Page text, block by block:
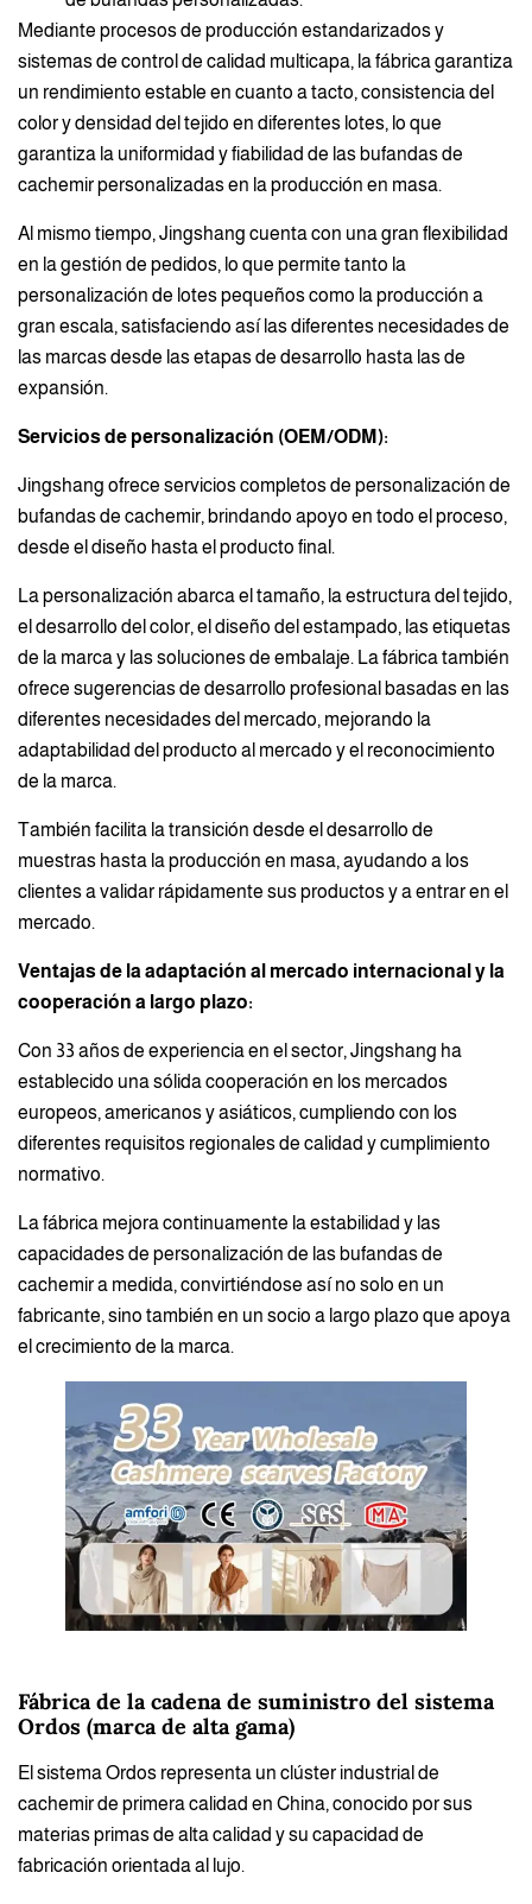
Mediante procesos de producción estandarizados y
sistemas de control de calidad multicapa, la fábrica garantiza
un rendimiento estable en cuanto a tacto, consistencia del
color y densidad del tejido en diferentes lotes, lo que
garantiza la uniformidad y fiabilidad de las bufandas de
cachemir personalizadas en la producción en masa.
Al mismo tiempo, Jingshang cuenta con una gran flexibilidad
en la gestión de pedidos, lo que permite tanto la
personalización de lotes pequeños como la producción a
gran escala, satisfaciendo así las diferentes necesidades de
las marcas desde las etapas de desarrollo hasta las de
expansión.
Servicios de personalización (OEM/ODM):
Jingshang ofrece servicios completos de personalización de
bufandas de cachemir, brindando apoyo en todo el proceso,
desde el diseño hasta el producto final.
La personalización abarca el tamaño, la estructura del tejido,
el desarrollo del color, el diseño del estampado, las etiquetas
de la marca y las soluciones de embalaje. La fábrica también
ofrece sugerencias de desarrollo profesional basadas en las
diferentes necesidades del mercado, mejorando la
adaptabilidad del producto al mercado y el reconocimiento
de la marca.
También facilita la transición desde el desarrollo de
muestras hasta la producción en masa, ayudando a los
clientes a validar rápidamente sus productos y a entrar en el
mercado.
Ventajas de la adaptación al mercado internacional y la
cooperación a largo plazo:
Con 33 años de experiencia en el sector, Jingshang ha
establecido una sólida cooperación en los mercados
europeos, americanos y asiáticos, cumpliendo con los
diferentes requisitos regionales de calidad y cumplimiento
normativo.
La fábrica mejora continuamente la estabilidad y las
capacidades de personalización de las bufandas de
cachemir a medida, convirtiéndose así no solo en un
fabricante, sino también en un socio a largo plazo que apoya
el crecimiento de la marca.
Fábrica de la cadena de suministro del sistema
Ordos (marca de alta gama)
El sistema Ordos representa un clúster industrial de
cachemir de primera calidad en China, conocido por sus
materias primas de alta calidad y su capacidad de
fabricación orientada al lujo.